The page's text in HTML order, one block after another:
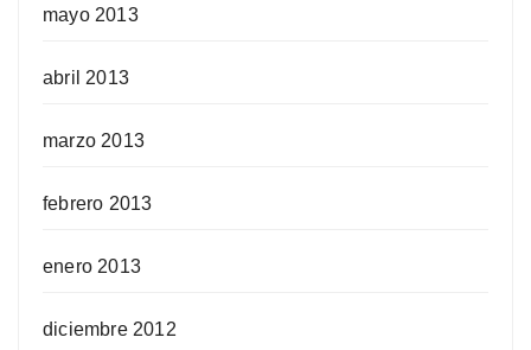
mayo 2013
abril 2013
marzo 2013
febrero 2013
enero 2013
diciembre 2012